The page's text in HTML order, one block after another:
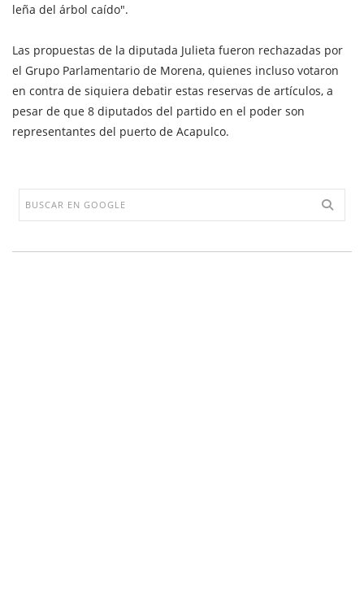
leña del árbol caído".
Las propuestas de la diputada Julieta fueron rechazadas por
el Grupo Parlamentario de Morena, quienes incluso votaron
en contra de siquiera debatir estas reservas de artículos, a
pesar de que 8 diputados del partido en el poder son
representantes del puerto de Acapulco.